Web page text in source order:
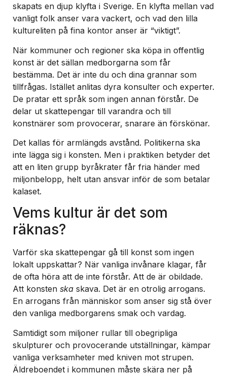
skapats en djup klyfta i Sverige. En klyfta mellan vad
vanligt folk anser vara vackert, och vad den lilla
kultureliten på fina kontor anser är “viktigt”.
När kommuner och regioner ska köpa in offentlig
konst är det sällan medborgarna som får
bestämma. Det är inte du och dina grannar som
tillfrågas. Istället anlitas dyra konsulter och experter.
De pratar ett språk som ingen annan förstår. De
delar ut skattepengar till varandra och till
konstnärer som provocerar, snarare än förskönar.
Det kallas för armlängds avstånd. Politikerna ska
inte lägga sig i konsten. Men i praktiken betyder det
att en liten grupp byråkrater får fria händer med
miljonbelopp, helt utan ansvar inför de som betalar
kalaset.
Vems kultur är det som
räknas?
Varför ska skattepengar gå till konst som ingen
lokalt uppskattar? När vanliga invånare klagar, får
de ofta höra att de inte förstår. Att de är obildade.
Att konsten ska skava. Det är en otrolig arrogans.
En arrogans från människor som anser sig stå över
den vanliga medborgarens smak och vardag.
Samtidigt som miljoner rullar till obegripliga
skulpturer och provocerande utställningar, kämpar
vanliga verksamheter med kniven mot strupen.
Äldreboendet i kommunen måste skära ner på